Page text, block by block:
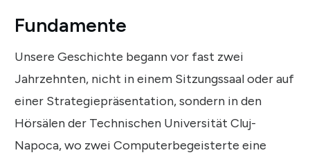
Fundamente
Unsere Geschichte begann vor fast zwei
Jahrzehnten, nicht in einem Sitzungssaal oder auf
einer Strategiepräsentation, sondern in den
Hörsälen der Technischen Universität Cluj-
Napoca, wo zwei Computerbegeisterte eine